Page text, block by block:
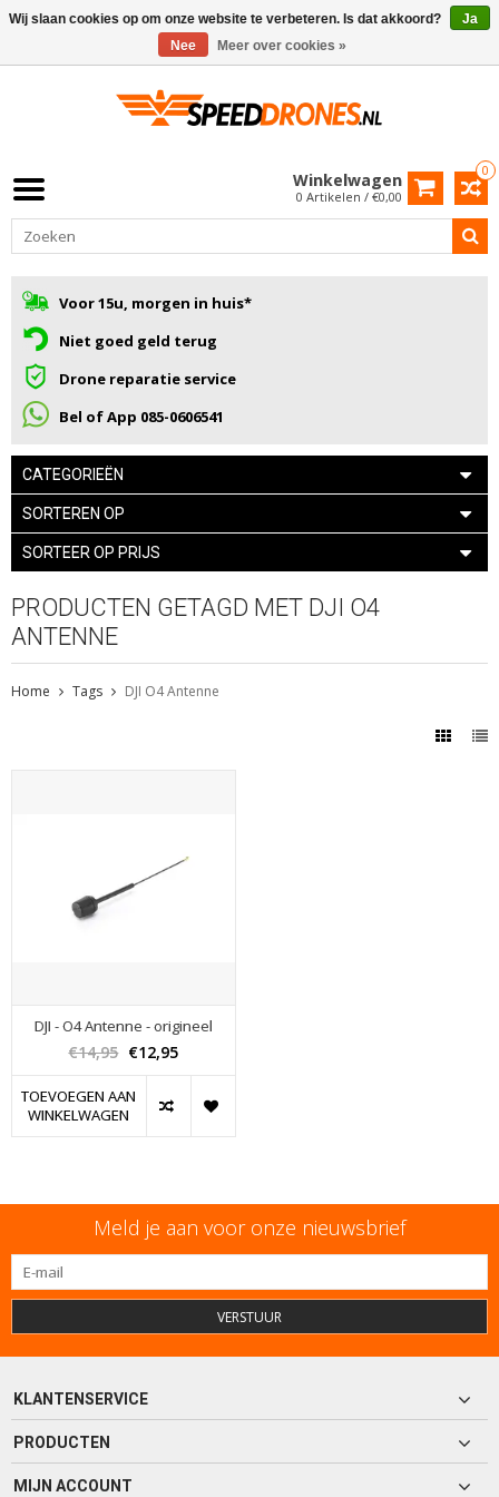
0
Winkelwagen
0 Artikelen / €0,00
Voor 15u, morgen in huis*
Niet goed geld terug
Drone reparatie service
Bel of App 085-0606541
CATEGORIEËN
SORTEREN OP
SORTEER OP PRIJS
PRODUCTEN GETAGD MET DJI O4
ANTENNE
Home Tags DJI O4 Antenne
DJI - O4 Antenne - origineel
€14,95 €12,95
TOEVOEGEN AAN
WINKELWAGEN
Meld je aan voor onze nieuwsbrief
VERSTUUR
KLANTENSERVICE
PRODUCTEN
MIJN ACCOUNT
Wij slaan cookies op om onze website te verbeteren. Is dat akkoord?
Ja
Nee
Meer over cookies »